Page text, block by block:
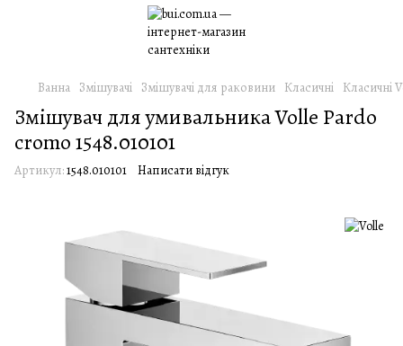
Ванна Змішувачі Змішувачі для раковини Класичні Класичні
Змішувач для умивальника Volle Pardo
cromo 1548.010101
Артикул:1548.010101 Написати відгук